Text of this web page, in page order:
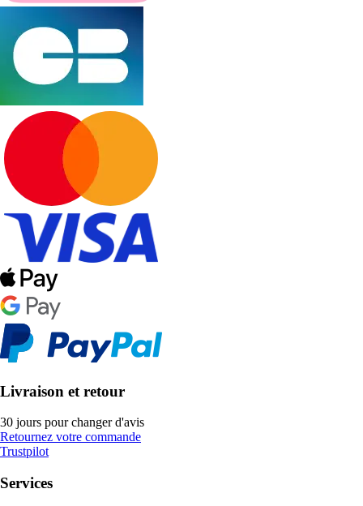
Livraison et retour
30 jours pour changer d'avis
Retournez votre commande
Trustpilot
Services